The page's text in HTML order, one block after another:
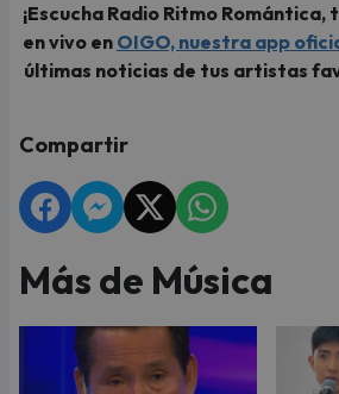
¡Escucha Radio Ritmo
en vivo en OIGO, nuestra app
últimas noticias de tus artistas
Compartir
Más de Música